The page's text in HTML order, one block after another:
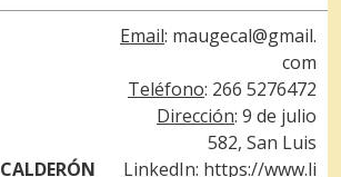
CALDERÓN
Email: maugecal@gmail.
com
Teléfono: 266 5276472
Dirección: 9 de julio
582, San Luis
LinkedIn: https://www.li